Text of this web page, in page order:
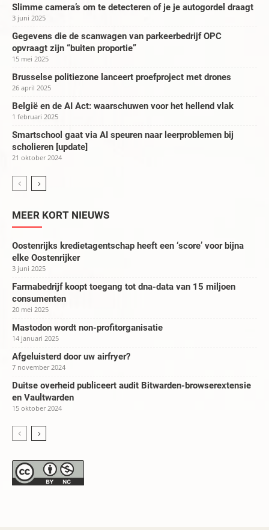
Slimme camera’s om te detecteren of je je autogordel draagt
3 juni 2025
Gegevens die de scanwagen van parkeerbedrijf OPC
opvraagt zijn “buiten proportie”
15 mei 2025
Brusselse politiezone lanceert proefproject met drones
26 april 2025
België en de AI Act: waarschuwen voor het hellend vlak
1 februari 2025
Smartschool gaat via AI speuren naar leerproblemen bij
scholieren [update]
21 oktober 2024
MEER KORT NIEUWS
Oostenrijks kredietagentschap heeft een ‘score’ voor bijna
elke Oostenrijker
3 juni 2025
Farmabedrijf koopt toegang tot dna-data van 15 miljoen
consumenten
20 mei 2025
Mastodon wordt non-profitorganisatie
14 januari 2025
Afgeluisterd door uw airfryer?
7 november 2024
Duitse overheid publiceert audit Bitwarden-browserextensie
en Vaultwarden
15 oktober 2024